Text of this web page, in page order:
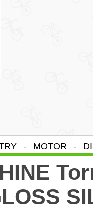
- MOTOR -